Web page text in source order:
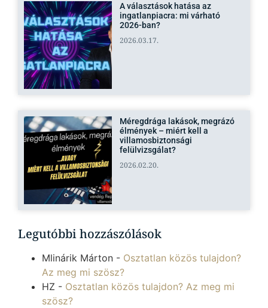
A választások hatása az
ingatlanpiacra: mi várható
2026-ban?
2026.03.17.
Méregdrága lakások, megrázó
élmények – miért kell a
villamosbiztonsági
felülvizsgálat?
2026.02.20.
Legutóbbi hozzászólások
Mlinárik Márton - Osztatlan közös tulajdon?
Az meg mi szösz?
HZ - Osztatlan közös tulajdon? Az meg mi
szösz?